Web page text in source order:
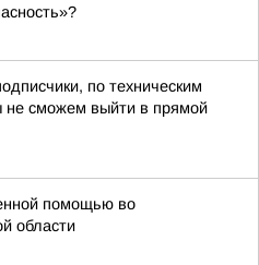
по техническим
не сможем выйти в прямой
помощью во
области